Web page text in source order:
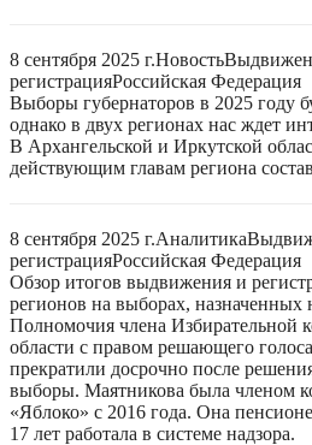
8 сентября 2025 г.Новость
регистрацияРоссийская Федерация
Выборы губернаторов в 2025 году
однако в двух регионах нас ждет
В Архангельской и Иркутской
действующим главам региона
8 сентября 2025 г.Аналитика
регистрацияРоссийская Федерация
Обзор итогов выдвижения и
регионов на выборах, назначенных
Полномочия члена Избирательной
области с правом решающего
прекратили досрочно после
выборы. Маятникова была членом
«Яблоко» с 2016 года. Она
17 лет работала в системе надзора.